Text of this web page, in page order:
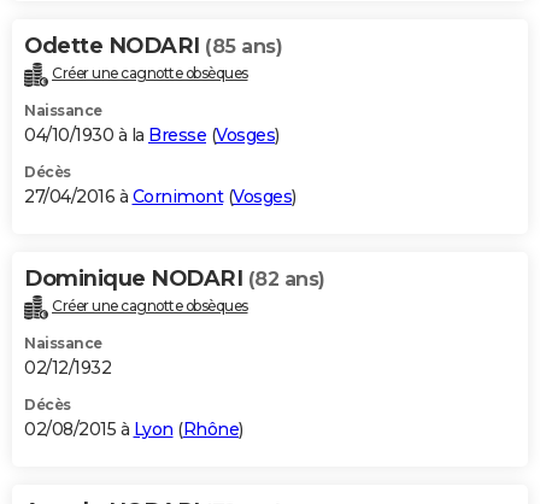
Odette NODARI (85 ans)
Créer une cagnotte obsèques
Naissance
04/10/1930 à la Bresse (Vosges)
Décès
27/04/2016 à Cornimont(Vosges)
Dominique NODARI (82 ans)
Créer une cagnotte obsèques
Naissance
02/12/1932
Décès
02/08/2015 à Lyon (Rhône)